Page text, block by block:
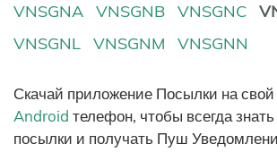
VNSGNA
VNSGNB VNSGNC
VNSGNL
VNSGNM VNSGNN
Скачай приложение Посылки на свой
Android телефон, чтобы всегда знать
посылки и получать Пуш